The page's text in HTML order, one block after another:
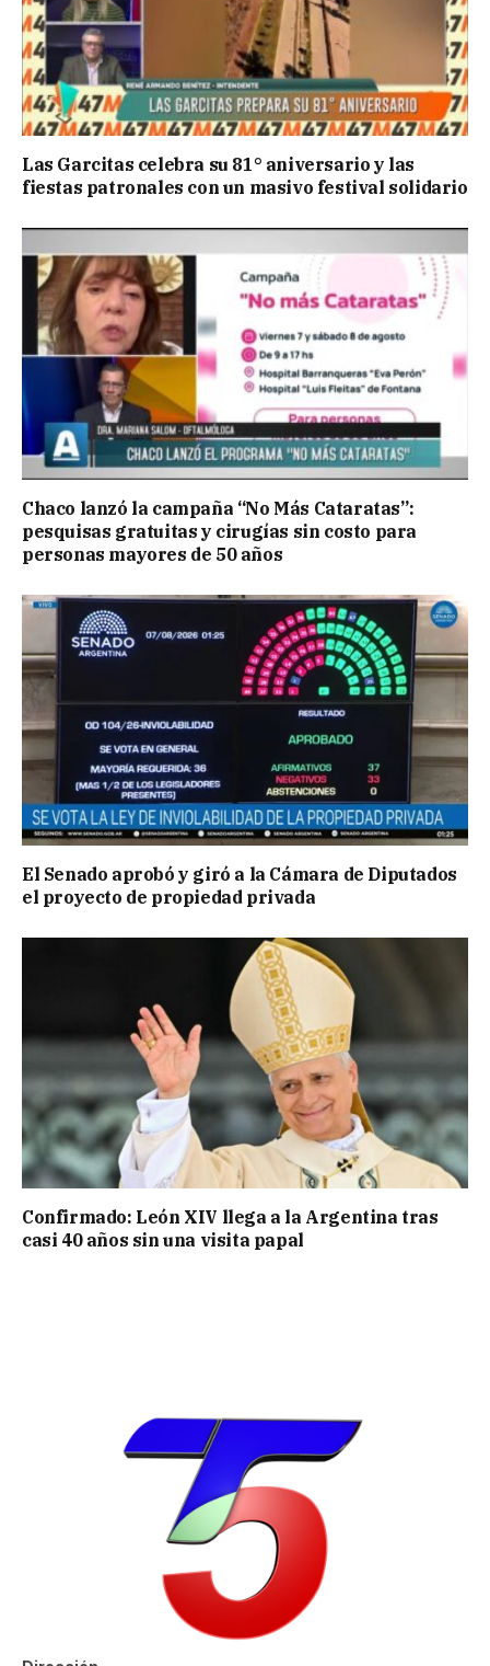
Las Garcitas celebra su 81° aniversario y las
fiestas patronales con un masivo festival solidario
Chaco lanzó la campaña “No Más Cataratas”:
pesquisas gratuitas y cirugías sin costo para
personas mayores de 50 años
El Senado aprobó y giró a la Cámara de Diputados
el proyecto de propiedad privada
Confirmado: León XIV llega a la Argentina tras
casi 40 años sin una visita papal